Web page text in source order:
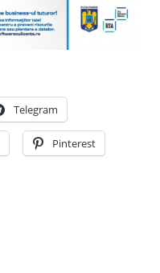
Telegram
Pinterest